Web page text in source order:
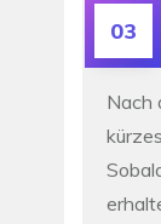
03
Nach